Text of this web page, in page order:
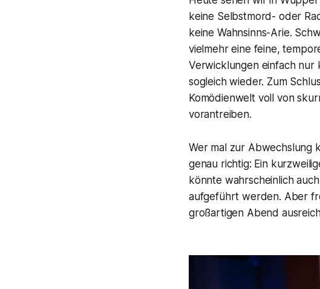
keine Selbstmord- oder
keine Wahnsinns-Arie.
vielmehr eine feine,
Verwicklungen einfach nur
sogleich wieder. Zum
Komödienwelt voll von
vorantreiben.
Wer mal zur Abwechslung
genau richtig: Ein
könnte wahrscheinlich
aufgeführt werden. Aber
großartigen Abend